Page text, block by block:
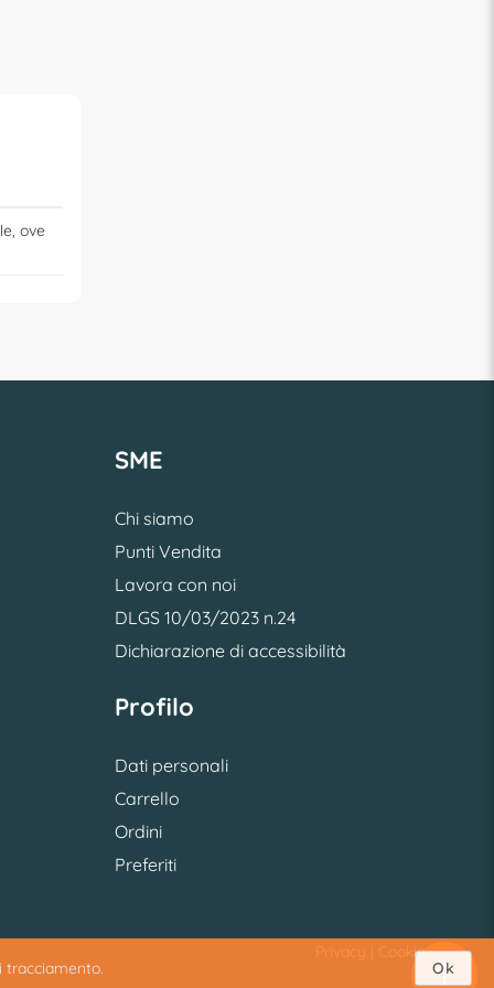
ove
tracciamento.
Ok
SME
Chi siamo
Punti Vendita
Lavora con noi
DLGS 10/03/2023 n.24
Dichiarazione di accessibilità
Profilo
Dati personali
Carrello
Ordini
Preferiti
Cookie